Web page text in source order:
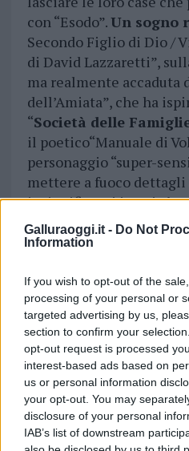
Galluraoggi.it - Do Not
Information
If you wish to opt-out of the
processing of your personal or
targeted advertising by us,
section to confirm your
opt-out request is processed
interest-based ads based on
us or personal information
your opt-out. You may
disclosure of your personal
IAB’s list of downstream
con “Esodo”.Un sogno
Secondo Figlio di Dio /
di David Lazzaretti”,
ma realmente accaduta
dell’Amiata”, che ha
“Società delle
il poetico“Manuale di
personaggio “super-
mettere a fuoco
insignificanti in cuisi
bellezza, “HappyNext –
Felicità” e il dantesco
Nella parabola artistica
oltre a esposizioni
Natura umana” , con
disegni e aforismi a cura
trovano spazio anche i
e approfondiscono i
teatrali, da “Mio nonno
guerra” a “Santa Flora